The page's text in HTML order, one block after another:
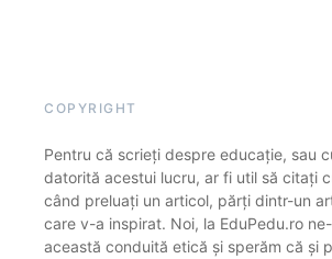
COPYRIGHT
Pentru că scrieți despre educație, sau
datorită acestui lucru, ar fi util să citați
când preluați un articol, părți dintr-un
care v-a inspirat. Noi, la EduPedu.ro
această conduită etică și sperăm că și